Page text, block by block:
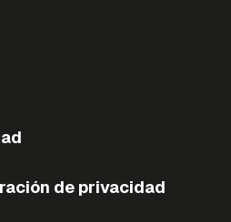
de privacidad